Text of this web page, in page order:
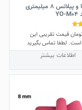
مت یوگا و پیلاتس 8 میلیمتری
قیمت تقریبی این
لطفا تماس بگیرید
اطلاعات بیشتر